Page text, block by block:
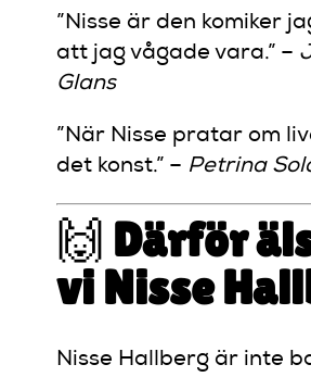
”Nisse är den komiker
att jag vågade vara.” –
Glans
”När Nisse pratar om
det konst.” – Petrina
🙌 Därför
vi Nisse
Nisse Hallberg är inte